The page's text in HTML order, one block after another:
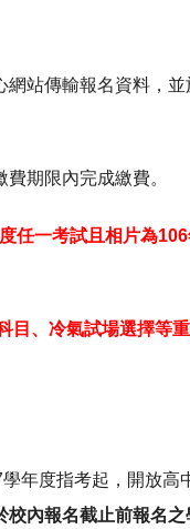
網站傳輸報名資料，
期限內完成繳費。
任一考試且相片為
目、冷氣試場選擇等
年度指考起，開放高
校內報名截止前報名之